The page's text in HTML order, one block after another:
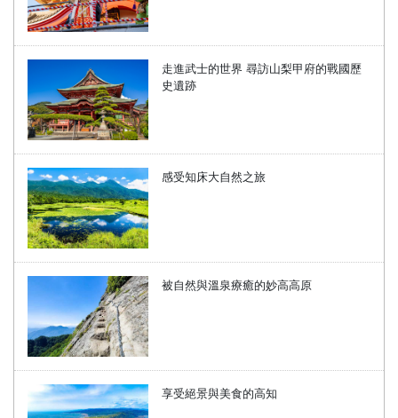
走進武士的世界 尋訪山梨甲府的戰國歷
史遺跡
感受知床大自然之旅
被自然與溫泉療癒的妙高高原
享受絕景與美食的高知